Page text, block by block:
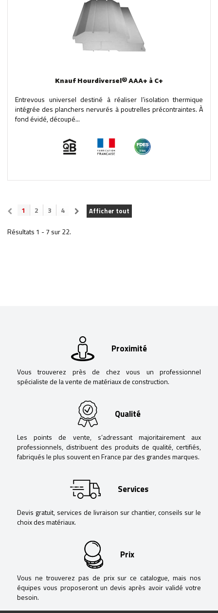
Knauf Hourdiversel® AAA+ à C+
Entrevous universel destiné à réaliser l’isolation thermique
intégrée des planchers nervurés à poutrelles précontraintes. À
fond évidé, découpé...
Afficher tout
1 2 3 4
Résultats 1 - 7 sur 22.
Proximité
Vous trouverez près de chez vous un professionnel
spécialiste de la vente de matériaux de construction.
Qualité
Les points de vente, s’adressant majoritairement aux
professionnels, distribuent des produits de qualité, certifiés,
fabriqués le plus souvent en France par des grandes marques.
Services
Devis gratuit, services de livraison sur chantier, conseils sur le
choix des matériaux.
Prix
Vous ne trouverez pas de prix sur ce catalogue, mais nos
équipes vous proposeront un devis après avoir validé votre
besoin.